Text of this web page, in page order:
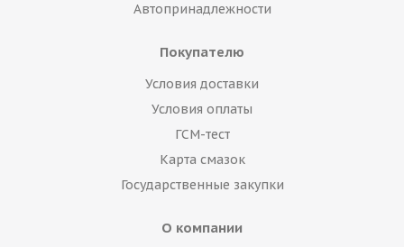
Автопринадлежности
Покупателю
Условия доставки
Условия оплаты
ГСМ-тест
Карта смазок
Государственные закупки
О компании